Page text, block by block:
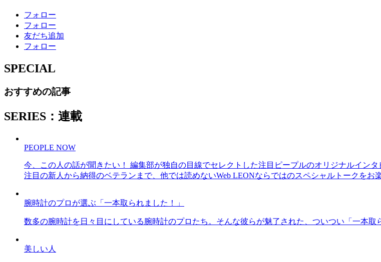
フォロー
フォロー
友だち追加
フォロー
SPECIAL
おすすめの記事
SERIES：連載
PEOPLE NOW
今、この人の話が聞きたい！ 編集部が独自の目線でセレクトした注目ピープルのオリジナルイン
注目の新人から納得のベテランまで、他では読めないWeb LEONならではのスペシャルトークをお
腕時計のプロが選ぶ「一本取られました！」
数多の腕時計を日々目にしている腕時計のプロたち。そんな彼らが魅了された、ついつい「一本
美しい人